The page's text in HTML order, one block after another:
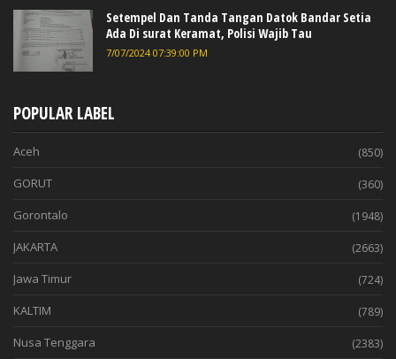
Setempel Dan Tanda Tangan Datok Bandar Setia
Ada Di surat Keramat, Polisi Wajib Tau
7/07/2024 07:39:00 PM
POPULAR LABEL
Aceh (850)
GORUT (360)
Gorontalo (1948)
JAKARTA (2663)
Jawa Timur (724)
KALTIM (789)
Nusa Tenggara (2383)